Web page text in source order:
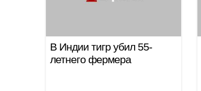
В Индии тигр убил 55-
летнего фермера